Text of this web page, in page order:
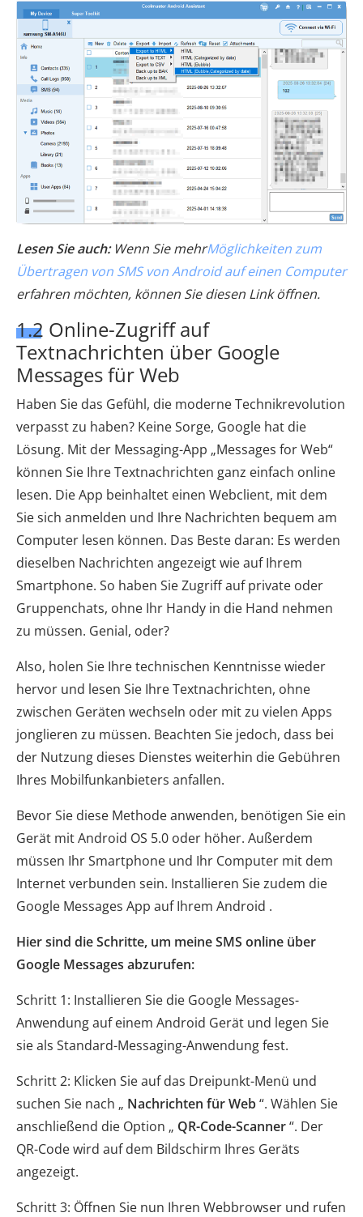
Lesen Sie auch:Wenn Sie mehrMöglichkeiten zum
Übertragen von SMS von Android auf einen Computer
erfahren möchten, können Sie diesen Link öffnen.
1.2 Online-Zugriff auf
Textnachrichten über Google
Messages für Web
Haben Sie das Gefühl, die moderne Technikrevolution
verpasst zu haben? Keine Sorge, Google hat die
Lösung. Mit der Messaging-App „Messages for Web“
können Sie Ihre Textnachrichten ganz einfach online
lesen. Die App beinhaltet einen Webclient, mit dem
Sie sich anmelden und Ihre Nachrichten bequem am
Computer lesen können. Das Beste daran: Es werden
dieselben Nachrichten angezeigt wie auf Ihrem
Smartphone. So haben Sie Zugriff auf private oder
Gruppenchats, ohne Ihr Handy in die Hand nehmen
zu müssen. Genial, oder?
Also, holen Sie Ihre technischen Kenntnisse wieder
hervor und lesen Sie Ihre Textnachrichten, ohne
zwischen Geräten wechseln oder mit zu vielen Apps
jonglieren zu müssen. Beachten Sie jedoch, dass bei
der Nutzung dieses Dienstes weiterhin die Gebühren
Ihres Mobilfunkanbieters anfallen.
Bevor Sie diese Methode anwenden, benötigen Sie ein
Gerät mit Android OS 5.0 oder höher. Außerdem
müssen Ihr Smartphone und Ihr Computer mit dem
Internet verbunden sein. Installieren Sie zudem die
Google Messages App auf Ihrem Android .
Hier sind die Schritte, um meine SMS online über
Google Messages abzurufen:
Schritt 1: Installieren Sie die Google Messages-
Anwendung auf einem Android Gerät und legen Sie
sie als Standard-Messaging-Anwendung fest.
Schritt 2: Klicken Sie auf das Dreipunkt-Menü und
suchen Sie nach „ Nachrichten für Web“. Wählen Sie
anschließend die Option „ QR-Code-Scanner“. Der
QR-Code wird auf dem Bildschirm Ihres Geräts
angezeigt.
Schritt 3: Öffnen Sie nun Ihren Webbrowser und rufen